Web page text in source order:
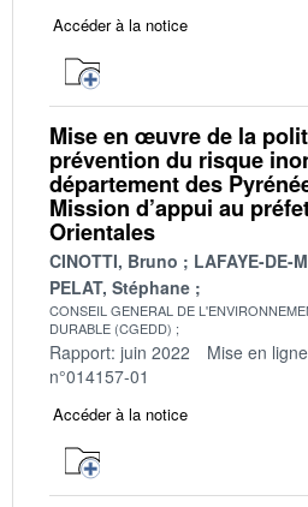
Accéder à la notice
Mise en œuvre de la
prévention du risque
département des
Mission d’appui au
Orientales
CINOTTI, Bruno
LAFAYE-DE-
PELAT, Stéphane
CONSEIL GENERAL DE
DURABLE (CGEDD)
Rapport: juin 2022 Mise en
n°014157-01
Accéder à la notice